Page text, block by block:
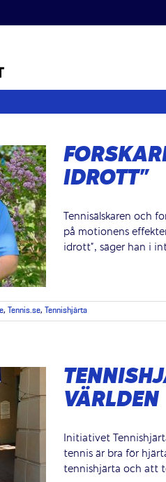
IDROTT”
Tennisälskaren och
på motionens
idrott", säger han i
, Tennis.se, Tennishjärta
VÄRLDEN
Initiativet
tennis är bra för
tennishjärta och att